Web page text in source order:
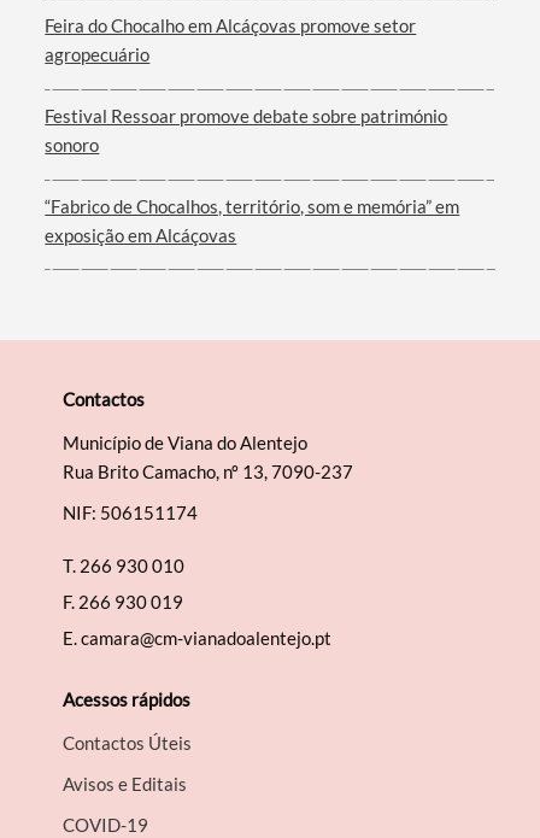
Feira do Chocalho em Alcáçovas promove setor
agropecuário
Festival Ressoar promove debate sobre património
sonoro
“Fabrico de Chocalhos, território, som e memória” em
exposição em Alcáçovas
Contactos
Município de Viana do Alentejo
Rua Brito Camacho, nº 13, 7090-237
NIF: 506151174
T. 266 930 010
F. 266 930 019
E.camara@cm-vianadoalentejo.pt
Acessos rápidos
Contactos Úteis
Avisos e Editais
COVID-19